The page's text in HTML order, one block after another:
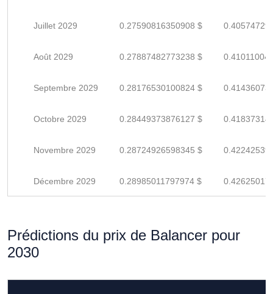
Juillet 2029 0.27590816350908 $
Août 2029 0.27887482773238 $
Septembre 2029 0.28176530100824 $
Octobre 2029 0.28449373876127 $
Novembre 2029 0.28724926598345 $
Décembre 2029 0.28985011797974 $
Prédictions du prix de Balancer pour
2030